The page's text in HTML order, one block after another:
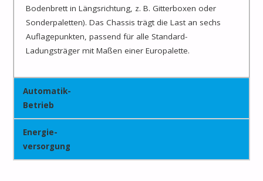
Bodenbrett in Längsrichtung, z. B. Gitterboxen oder
Sonderpaletten). Das Chassis trägt die Last an sechs
Auflagepunkten, passend für alle Standard-
Ladungsträger mit Maßen einer Europalette.
Automatik-
Betrieb
Energie-
versorgung